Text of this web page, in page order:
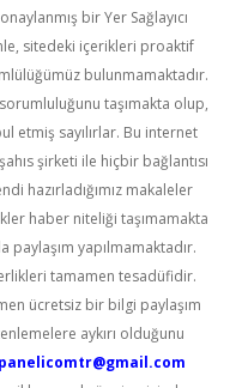
bir Yer Sağlayıcı
sitedeki içerikleri proaktif
bulunmamaktadır.
taşımakta olup,
etmiş sayılırlar. Bu internet
şirketi ile hiçbir bağlantısı
hazırladığımız makaleler
haber niteliği taşımamakta
paylaşım yapılmamaktadır.
tamamen tesadüfidir.
ücretsiz bir bilgi paylaşım
aykırı olduğunu